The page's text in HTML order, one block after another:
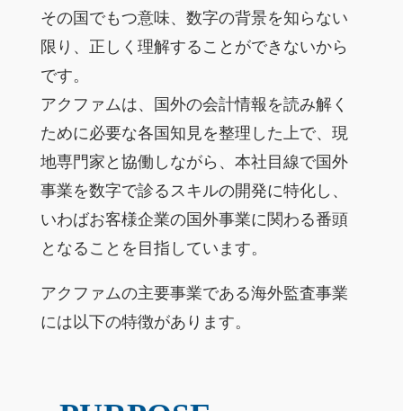
その国でもつ意味、数字の背景を知らない
限り、正しく理解することができないから
です。
アクファムは、国外の会計情報を読み解く
ために必要な各国知見を整理した上で、現
地専門家と協働しながら、本社目線で国外
事業を数字で診るスキルの開発に特化し、
いわばお客様企業の国外事業に関わる番頭
となることを目指しています。
アクファムの主要事業である海外監査事業
には以下の特徴があります。